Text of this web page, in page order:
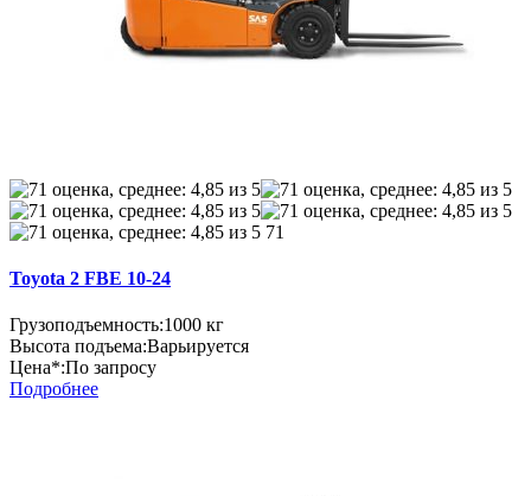
71
Toyota 2 FBE 10-24
Грузоподъемность:1000 кг
Высота подъема:Варьируется
Цена*:По запросу
Подробнее